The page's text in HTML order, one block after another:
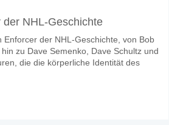
NHL-Geschichte
Enforcer der NHL-Geschichte, von Bob
zu Dave Semenko, Dave Schultz und
die die körperliche Identität des